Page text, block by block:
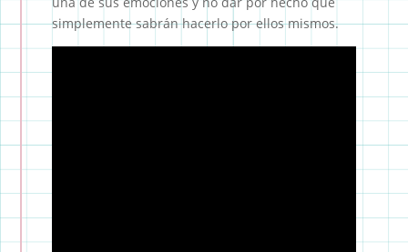
simplemente sabrán hacerlo por ellos mismos.